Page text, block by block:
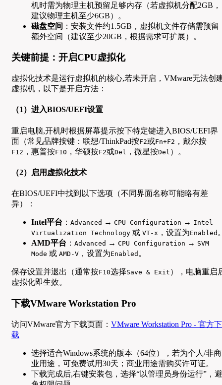
机时需为物理主机预留足够内存（若虚拟机分配2GB，
建议物理主机至少6GB）。
磁盘空间 ：安装文件约1.5GB，虚拟机文件存储需预留
额外空间（建议至少20GB，根据需求可扩展）。
关键前提：开启CPU虚拟化
虚拟化技术是运行虚拟机的核心,若未开启，VMware无法创
虚拟机，以下是开启方法：
（1）进入BIOS/UEFI设置
重启电脑,开机时根据屏幕提示按下特定键进入BIOS/UEFI界
面（常见品牌按键：联想/ThinkPad按F2或Fn+F2 ，戴尔按
F12 ，惠普按F10 ，华硕按F2或Del ，微星按Del ）。
（2）启用虚拟化技术
在BIOS/UEFI中找到以下选项（不同界面名称可能略有差
异）：
Intel平台 ： Advanced → CPU Configuration → Intel
Virtualization Technology 或 VT-x ，设置为Enabled
AMD平台 ： Advanced → CPU Configuration → SVM
Mode 或 AMD-V ，设置为Enabled 。
保存设置并退出（通常按F10选择Save & Exit ），电脑重启
虚拟化即生效。
下载VMware Workstation Pro
访问VMware官方下载页面： VMware Workstation Pro - 官方下
载
选择适合Windows系统的版本（64位），若为个人/非商
业用途，可免费试用30天；商业用途需购买许可证。
下载完成后,右键安装包，选择“以管理员身份运行”，避